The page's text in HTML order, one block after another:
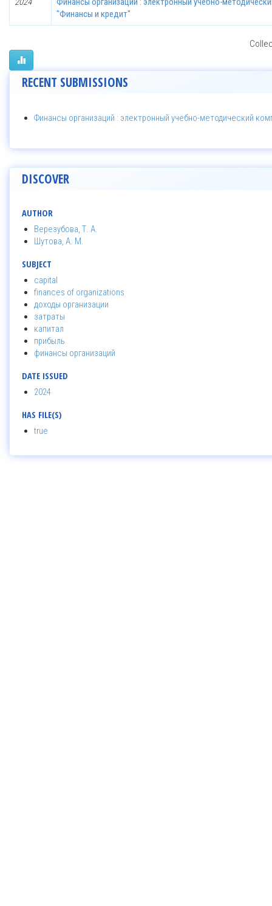
"Финансы и кредит"
RECENT SUBMISSIONS
Финансы организаций : электронный учебно-методический
DISCOVER
AUTHOR
Верезубова, Т. А.
Шутова, А. М.
SUBJECT
capital
finances of organizations
доходы организации
затраты
капитал
прибыль
финансы организаций
DATE ISSUED
2024
HAS FILE(S)
true